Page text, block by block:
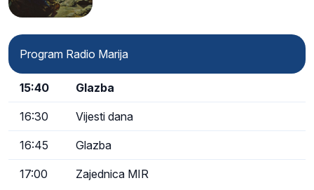
Program Radio Marija
15:40 Glazba
16:30 Vijesti dana
16:45 Glazba
17:00 Zajednica MIR